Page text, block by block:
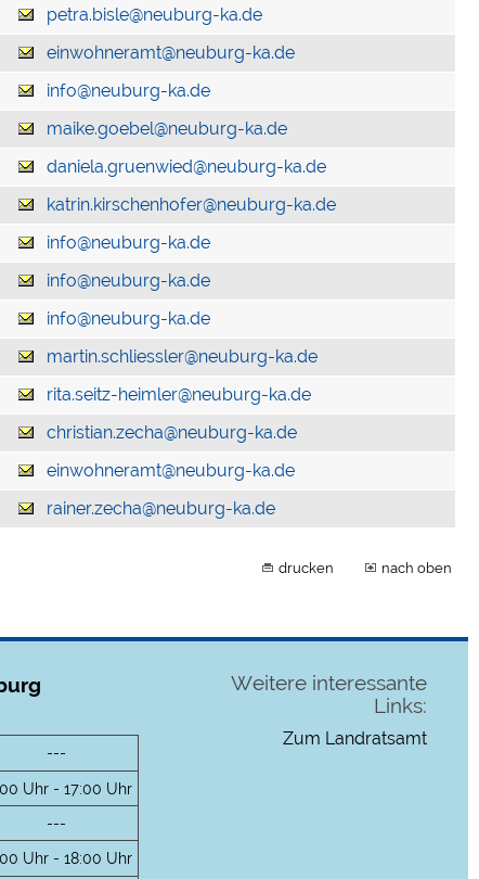
petra.bisle@neuburg-ka.de
einwohneramt@neuburg-ka.de
info@neuburg-ka.de
maike.goebel@neuburg-ka.de
daniela.gruenwied@neuburg-ka.de
katrin.kirschenhofer@neuburg-ka.de
info@neuburg-ka.de
info@neuburg-ka.de
info@neuburg-ka.de
martin.schliessler@neuburg-ka.de
rita.seitz-heimler@neuburg-ka.de
christian.zecha@neuburg-ka.de
einwohneramt@neuburg-ka.de
rainer.zecha@neuburg-ka.de
drucken nach oben
---
Uhr - 17:00 Uhr
---
Uhr - 18:00 Uhr
Weitere interessante
Links:
Zum Landratsamt